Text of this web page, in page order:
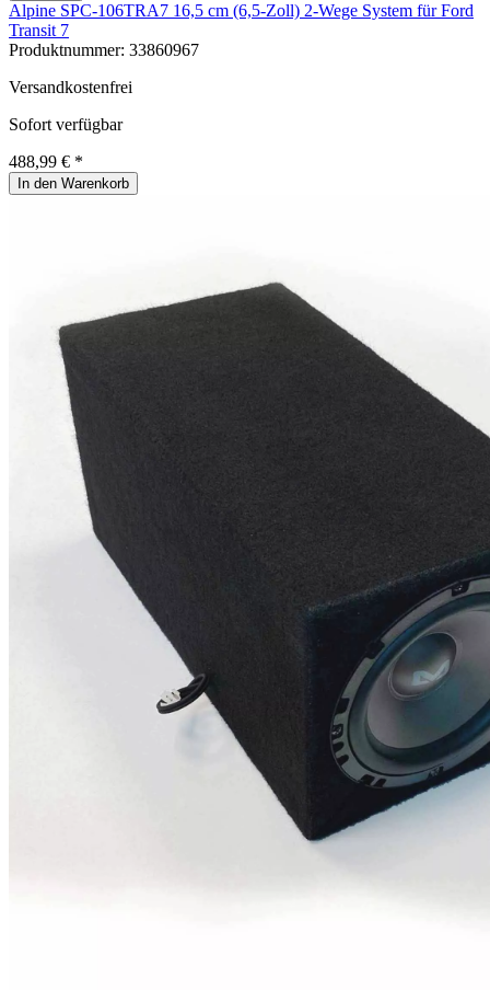
Alpine SPC-106TRA7 16,5 cm (6,5-Zoll) 2-Wege System für Ford
Transit 7
Produktnummer: 33860967
Versandkostenfrei
Sofort verfügbar
488,99 € *
In den Warenkorb